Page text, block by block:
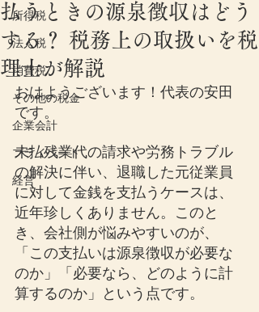
所得税
法人税
消費税
その他の税金
企業会計
プライベート
経営
払うときの源泉徴収はどう
する？ 税務上の取扱いを税
理士が解説
おはようございます！代表の安田
です。
未払残業代の請求や労務トラブル
の解決に伴い、退職した元従業員
に対して金銭を支払うケースは、
近年珍しくありません。このと
き、会社側が悩みやすいのが、
「この支払いは源泉徴収が必要な
のか」「必要なら、どのように計
算するのか」という点です。